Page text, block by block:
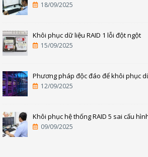
18/09/2025
Khôi phục dữ liệu RAID 1 lỗi đột ngột
15/09/2025
Phương pháp độc đáo để khôi phục
12/09/2025
Khôi phục hệ thống RAID 5 sai cấu
09/09/2025